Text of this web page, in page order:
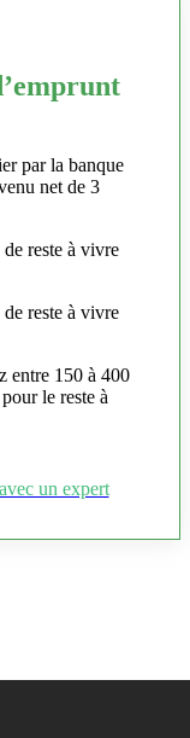
par la banque
net de 3
reste à vivre
reste à vivre
entre 150 à 400
le reste à
un expert